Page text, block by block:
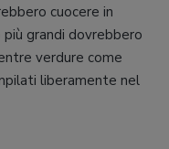
cuocere in
più grandi dovrebbero
verdure come
liberamente nel